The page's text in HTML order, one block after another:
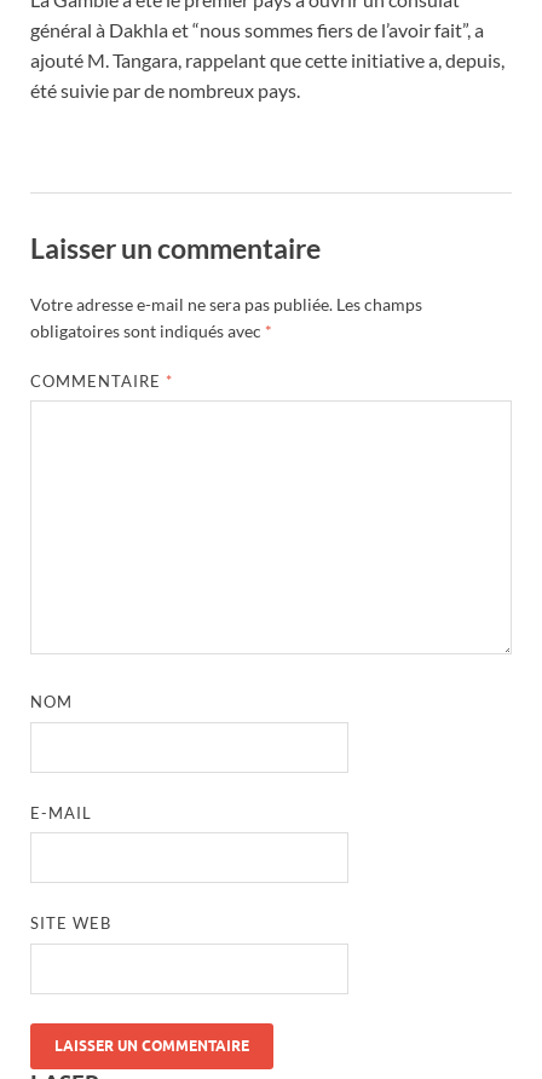
général à Dakhla et “nous sommes fiers de l’avoir fait”, a
ajouté M. Tangara, rappelant que cette initiative a, depuis,
été suivie par de nombreux pays.
Laisser un commentaire
Votre adresse e-mail ne sera pas publiée. Les champs
obligatoires sont indiqués avec *
COMMENTAIRE *
NOM
E-MAIL
SITE WEB